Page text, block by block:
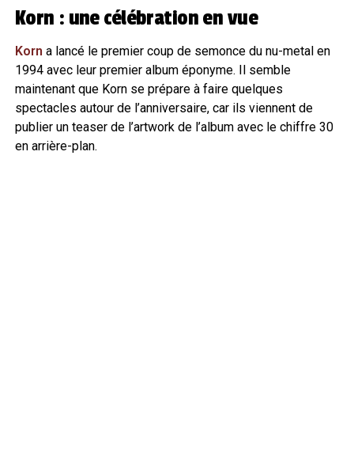
Korn : une célébration en vue
Korn a lancé le premier coup de semonce du nu-metal en
1994 avec leur premier album éponyme. Il semble
maintenant que Korn se prépare à faire quelques
spectacles autour de l’anniversaire, car ils viennent de
publier un teaser de l’artwork de l’album avec le chiffre 30
en arrière-plan.